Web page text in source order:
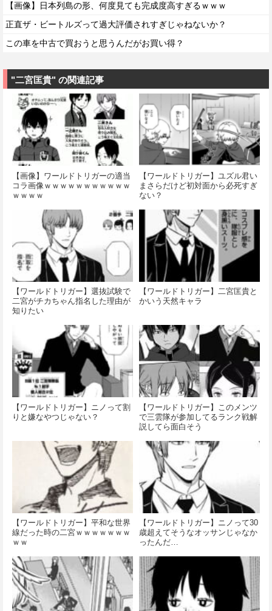
【画像】日本列島の形、何度見ても完成度高すぎるｗｗｗ
正直ザ・ビートルズって過大評価されすぎじゃねないか？
この車を中古で買おうと思うんだがお買い得？
"二宮匡貴" の関連記事
【画像】ワールドトリガーの適当
コラ画像ｗｗｗｗｗｗｗｗｗｗｗ
ｗｗｗｗ
【ワールドトリガー】ユズル君い
まさらだけど初対面から必死すぎ
ない？
【ワールドトリガー】選抜試験で
二宮がチカちゃん指名した理由が
知りたい
【ワールドトリガー】二宮匡貴と
かいう天然キャラ
【ワールドトリガー】ニノって割
りと嫌なやつじゃない？
【ワールドトリガー】このメンツ
で三雲隊が参加してるランク戦解
説してら面白そう
【ワールドトリガー】平和な世界
線だった時の二宮ｗｗｗｗｗｗｗ
ｗｗ
【ワールドトリガー】ニノって30
歳超えてそうなオッサンじゃなか
ったんだ…